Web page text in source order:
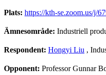
Plats: https://kth-se.zoom.us/j/
Ämnesområde: Industriell
Respondent: Hongyi Liu ,
Opponent: Professor Gunnar